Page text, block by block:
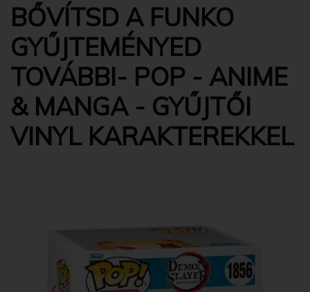
BŐVÍTSD A FUNKO
GYŰJTEMÉNYED
TOVÁBBI- POP - ANIME
& MANGA - GYŰJTŐI
VINYL KARAKTEREKKEL